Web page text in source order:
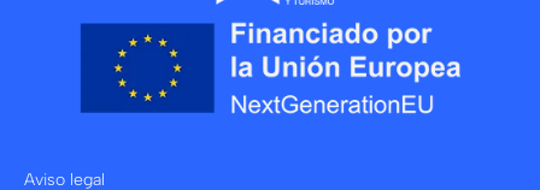
Aviso legal